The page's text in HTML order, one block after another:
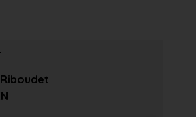
Riboudet